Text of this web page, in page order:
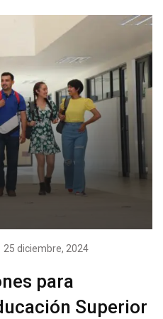
25 diciembre, 2024
para
Superior